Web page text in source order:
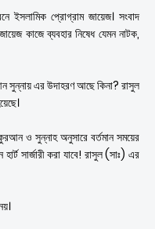
ইসলামিক প্রোগ্রাম জায়েজ। সংবাদ
কাজে ব্যবহার নিষেধ যেমন নাটক,
সুন্নায় এর উদাহরণ আছে কিনা? রাসুল
ও সুন্নাহ অনুসারে বর্তমান সময়ের
সার্জারী করা যাবে! রাসুল (সাঃ) এর